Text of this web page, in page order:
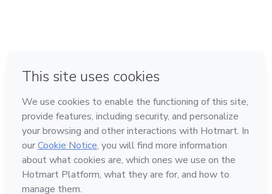
Feito com ❤ na Cidade do México
Conheça a Hotmart
Idioma
Português